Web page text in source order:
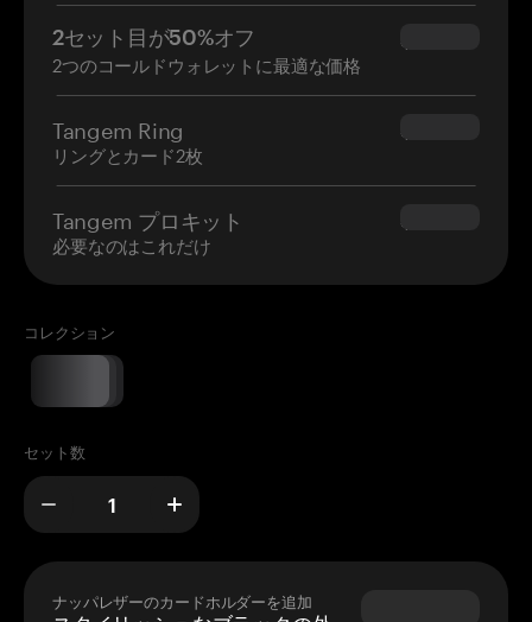
2セット目が50%オフ
2つのコールドウォレットに最適な価格
$34.95
Tangem Ring
リングとカード2枚
$160.00
Tangem プロキット
必要なのはこれだけ
$180.00
コレクション
セット数
ナッパレザーのカードホルダーを追加